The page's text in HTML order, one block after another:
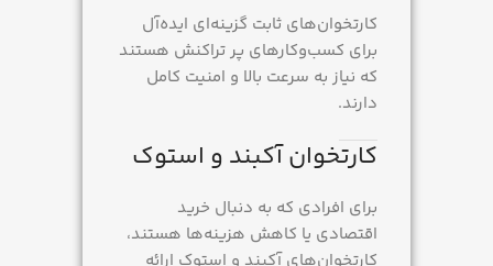
کارتخوان‌های ثابت گزینه‌ای ایده‌آل
برای کسب‌وکارهای پر تراکنش هستند
که نیاز به سرعت بالا و امنیت کامل
دارند.
کارتخوان آکبند و استوک
برای افرادی که به دنبال خرید
اقتصادی یا کاهش هزینه‌ها هستند،
کارتخوان‌های آکبند و استوک ارائه